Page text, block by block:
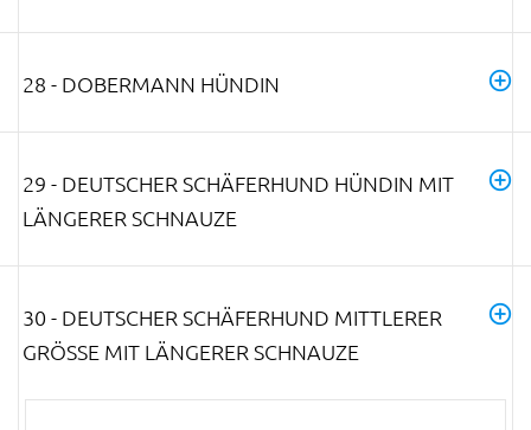
28 - DOBERMANN HÜNDIN
29 - DEUTSCHER SCHÄFERHUND HÜNDIN MIT
LÄNGERER SCHNAUZE
30 - DEUTSCHER SCHÄFERHUND MITTLERER
GRÖSSE MIT LÄNGERER SCHNAUZE